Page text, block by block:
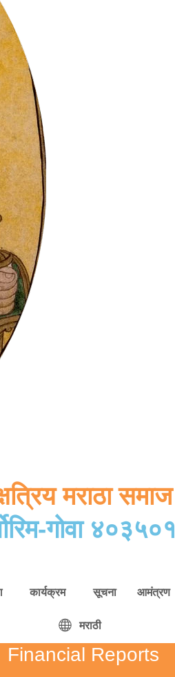
मराठा समाज
गोवा ४०३५०१
कार्यक्रम सूचना आमंत्रण
मराठी
Financial Reports